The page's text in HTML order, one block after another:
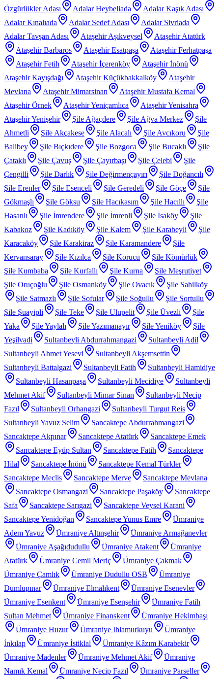
Özgürlükler Adası
Adalar Heybeliada
Adalar Kaşık Adası
Adalar Kınalıada
Adalar Sedef Adası
Adalar Sivriada
Adalar Tavşan Adası
Ataşehir Aşıkveysel
Ataşehir Atatürk
Ataşehir Barbaros
Ataşehir Esatpaşa
Ataşehir Ferhatpaşa
Ataşehir Fetih
Ataşehir İçerenköy
Ataşehir İnönü
Ataşehir Kayışdağı
Ataşehir Küçükbakkalköy
Ataşehir
Mevlana
Ataşehir Mimarsinan
Ataşehir Mustafa Kemal
Ataşehir Örnek
Ataşehir Yeniçamlıca
Ataşehir Yenisahra
Ataşehir Yenişehir
Şile Ağaçdere Şile Ağva Merkez
Şile
Ahmetli
Şile Akçakese Şile Alacalı Şile Avcıkoru
Şile
Balibey
Şile Bıçkıdere Şile Bozgoca Şile Bucaklı
Şile
Çataklı
Şile Çavuş Şile Çayırbaşı Şile Çelebi
Şile
Çengilli
Şile Darlık Şile Değirmençayırı
Şile Doğancılı
Şile Erenler
Şile Esenceli Şile Geredeli Şile Göçe
Şile
Gökmaşlı
Şile Göksu Şile Hacıkasım Şile Hacıllı
Şile
Hasanlı
Şile İmrendere Şile İmrenli Şile İsaköy
Şile
Kabakoz
Şile Kadıköy Şile Kalem Şile Karabeyli
Şile
Karacaköy
Şile Karakiraz Şile Karamandere
Şile
Kervansaray
Şile Kızılca Şile Korucu
Şile Kömürlük
Şile Kumbaba
Şile Kurfallı Şile Kurna
Şile Meşrutiyet
Şile Oruçoğlu
Şile Osmanköy Şile Ovacık
Şile Sahilköy
Şile Satmazlı
Şile Sofular Şile Soğullu
Şile Sortullu
Şile Şuayipli
Şile Teke Şile Ulupelit Şile Üvezli
Şile
Yaka
Şile Yaylalı Şile Yazımanayır Şile Yeniköy
Şile
Yeşilvadi
Sultanbeyli Abdurrahmangazi
Sultanbeyli Adil
Sultanbeyli Ahmet Yesevi
Sultanbeyli Akşemsettin
Sultanbeyli Battalgazi
Sultanbeyli Fatih
Sultanbeyli Hamidiye
Sultanbeyli Hasanpaşa
Sultanbeyli Mecidiye
Sultanbeyli
Mehmet Akif
Sultanbeyli Mimar Sinan
Sultanbeyli Necip
Fazıl
Sultanbeyli Orhangazi
Sultanbeyli Turgut Reis
Sultanbeyli Yavuz Selim
Sancaktepe Abdurrahmangazi
Sancaktepe Akpınar
Sancaktepe Atatürk
Sancaktepe Emek
Sancaktepe Eyüp Sultan
Sancaktepe Fatih
Sancaktepe
Hilal
Sancaktepe İnönü
Sancaktepe Kemal Türkler
Sancaktepe Meclis
Sancaktepe Merve
Sancaktepe Mevlana
Sancaktepe Osmangazi
Sancaktepe Paşaköy
Sancaktepe
Safa
Sancaktepe Sarıgazi
Sancaktepe Veysel Karani
Sancaktepe Yenidoğan
Sancaktepe Yunus Emre
Ümraniye
Adem Yavuz
Ümraniye Altınşehir
Ümraniye Armağanevler
Ümraniye Aşağıdudullu
Ümraniye Atakent
Ümraniye
Atatürk
Ümraniye Cemil Meriç
Ümraniye Çakmak
Ümraniye Çamlık
Ümraniye Dudullu OSB
Ümraniye
Dumlupınar
Ümraniye Elmalıkent
Ümraniye Esenevler
Ümraniye Esenkent
Ümraniye Esenşehir
Ümraniye Fatih
Sultan Mehmet
Ümraniye Finanskent
Ümraniye Hekimbaşı
Ümraniye Huzur
Ümraniye Ihlamurkuyu
Ümraniye
İnkılap
Ümraniye İstiklal
Ümraniye Kâzım Karabekir
Ümraniye Madenler
Ümraniye Mehmet Akif
Ümraniye
Namık Kemal
Ümraniye Necip Fazıl
Ümraniye Parseller